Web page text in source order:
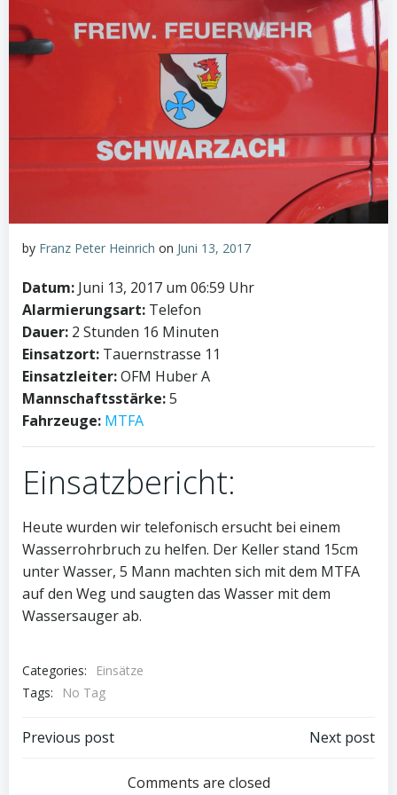
by Franz Peter Heinrich on Juni 13, 2017
Datum: Juni 13, 2017 um 06:59 Uhr
Alarmierungsart: Telefon
Dauer: 2 Stunden 16 Minuten
Einsatzort: Tauernstrasse 11
Einsatzleiter:OFM Huber A
Mannschaftsstärke:5
Fahrzeuge: MTFA
Einsatzbericht:
Heute wurden wir telefonisch ersucht bei einem
Wasserrohrbruch zu helfen. Der Keller stand 15cm
unter Wasser, 5 Mann machten sich mit dem MTFA
auf den Weg und saugten das Wasser mit dem
Wassersauger ab.
Categories:
Einsätze
Tags:
No Tag
Post
Previous post Next post
Comments are closed